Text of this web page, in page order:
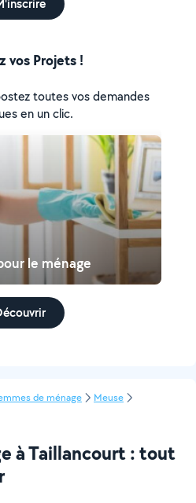
vos Projets !
toutes vos demandes
en un clic.
le ménage
de ménage
Meuse
à Taillancourt : tout